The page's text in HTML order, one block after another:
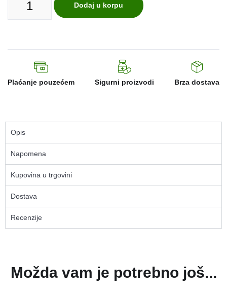
Dodaj u korpu
Plaćanje pouzećem Sigurni proizvodi Brza dostava
Opis
Napomena
Kupovina u trgovini
Dostava
Recenzije
Možda vam je potrebno još...